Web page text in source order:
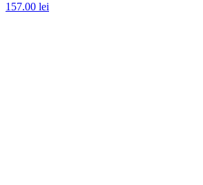
157.00 lei